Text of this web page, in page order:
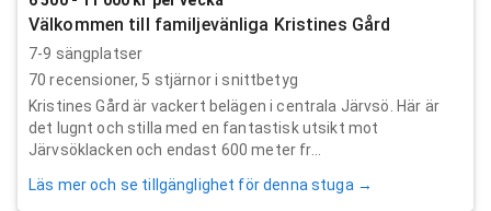
Välkommen till familjevänliga Kristines Gård
7-9 sängplatser
70 recensioner, 5 stjärnor i snittbetyg
Kristines Gård är vackert belägen i centrala Järvsö. Här är
det lugnt och stilla med en fantastisk utsikt mot
Järvsöklacken och endast 600 meter fr...
Läs mer och se tillgänglighet för denna stuga →